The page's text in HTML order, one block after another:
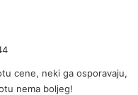
cene, neki ga osporavaju,
nema boljeg!